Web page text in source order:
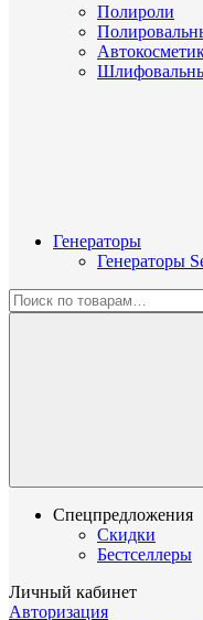
Полироли
Генераторы
Генераторы
Спецпредложения
Скидки
Бестселлеры
Личный кабинет
Авторизация